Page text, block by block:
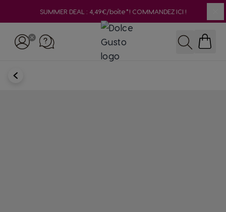
SUMMER DEAL : 4,49€/boîte*! COMMANDEZ ICI !
Rechercher
RETOUR